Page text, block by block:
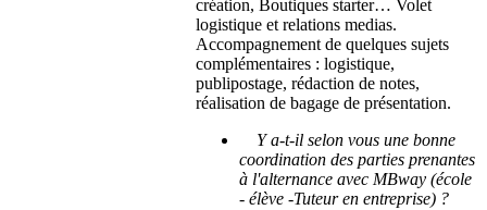
création, Boutiques starter… Volet
logistique et relations medias.
Accompagnement de quelques sujets
complémentaires : logistique,
publipostage, rédaction de notes,
réalisation de bagage de présentation.
Y a-t-il selon vous une bonne
coordination des parties prenantes
à l'alternance avec MBway (école
- élève -Tuteur en entreprise) ?